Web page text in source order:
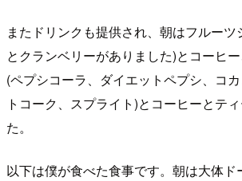
またドリンクも提供され、朝はフルーツ
とクランベリーがありました)とコーヒ
(ペプシコーラ、ダイエットペプシ、コ
トコーク、スプライト)とコーヒーとテ
た。
以下は僕が食べた食事です。朝は大体